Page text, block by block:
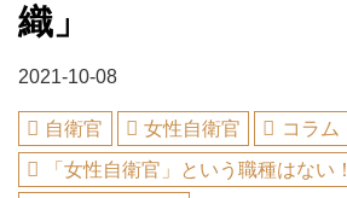
織」
2021-10-08
自衛官 女性自衛官 コラム
「女性自衛官」という職種はない！